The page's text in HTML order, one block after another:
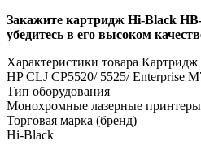
Закажите картридж Hi-Black
убедитесь в его высоком
Характеристики товара
HP CLJ CP5520/ 5525/ Enterprise
Тип оборудования
Монохромные лазерные
Торговая марка (бренд)
Hi-Black